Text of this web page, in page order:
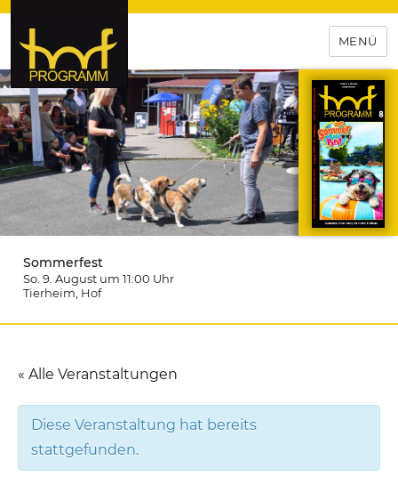
hof-programm – das
Veranstaltungsportal für
Hochfranken
MENÜ
Sommerfest
So. 9. August um 11:00 Uhr
Tierheim , Hof
« Alle Veranstaltungen
Diese Veranstaltung hat bereits
stattgefunden.